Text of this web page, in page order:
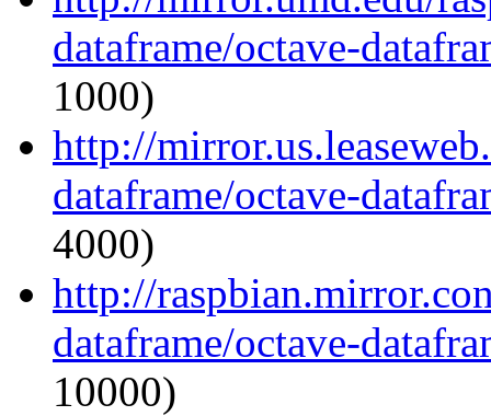
dataframe/octave-
1000)
http://
dataframe/octave-
4000)
http://
dataframe/octave-
10000)